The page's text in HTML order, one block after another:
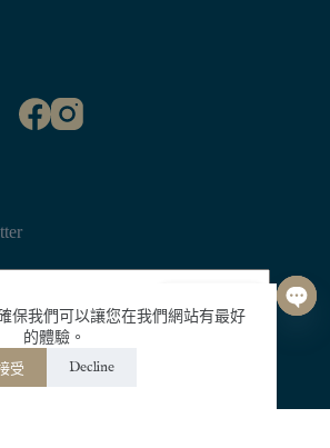
保我們可以讓您在我們網站有最好
的體驗。
受 Decline
O